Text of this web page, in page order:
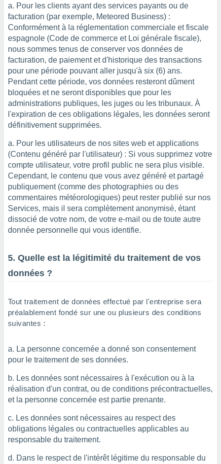
Pour les clients ayant des services payants ou de
facturation (par exemple, Meteored Business) :
Conformément à la réglementation commerciale et fiscale
espagnole (Code de commerce et Loi générale fiscale),
nous sommes tenus de conserver vos données de
facturation, de paiement et d'historique des transactions
pour une période pouvant aller jusqu'à six (6) ans.
Pendant cette période, vos données resteront dûment
bloquées et ne seront disponibles que pour les
administrations publiques, les juges ou les tribunaux. À
l'expiration de ces obligations légales, les données seront
définitivement supprimées.
Pour les utilisateurs de nos sites web et applications
(Contenu généré par l'utilisateur) : Si vous supprimez votre
compte utilisateur, votre profil public ne sera plus visible.
Cependant, le contenu que vous avez généré et partagé
publiquement (comme des photographies ou des
commentaires météorologiques) peut rester publié sur nos
Services, mais il sera complètement anonymisé, étant
dissocié de votre nom, de votre e-mail ou de toute autre
donnée personnelle qui vous identifie.
5. Quelle est la légitimité du traitement de vos
données ?
Tout traitement de données effectué par l'entreprise sera
préalablement fondé sur une ou plusieurs des conditions
suivantes :
La personne concernée a donné son consentement
pour le traitement de ses données.
Les données sont nécessaires à l'exécution ou à la
réalisation d'un contrat, ou de conditions précontractuelles,
et la personne concernée est partie prenante.
Les données sont nécessaires au respect des
obligations légales ou contractuelles applicables au
responsable du traitement.
Dans le respect de l'intérêt légitime du responsable du